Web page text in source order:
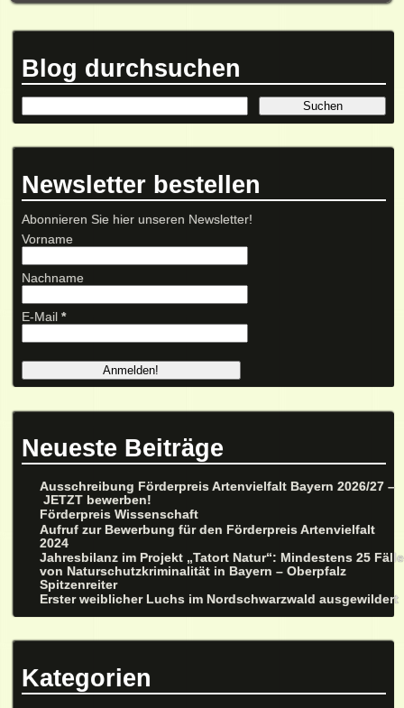
Blog durchsuchen
Newsletter bestellen
Abonnieren Sie hier unseren Newsletter!
Vorname
Nachname
E-Mail *
Neueste Beiträge
Ausschreibung Förderpreis Artenvielfalt Bayern 2026/27 –
JETZT bewerben!
Förderpreis Wissenschaft
Aufruf zur Bewerbung für den Förderpreis Artenvielfalt
2024
Jahresbilanz im Projekt „Tatort Natur“: Mindestens 25 Fälle
von Naturschutzkriminalität in Bayern – Oberpfalz
Spitzenreiter
Erster weiblicher Luchs im Nordschwarzwald ausgewildert
Kategorien